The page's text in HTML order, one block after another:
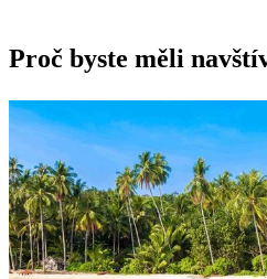
Proč byste měli